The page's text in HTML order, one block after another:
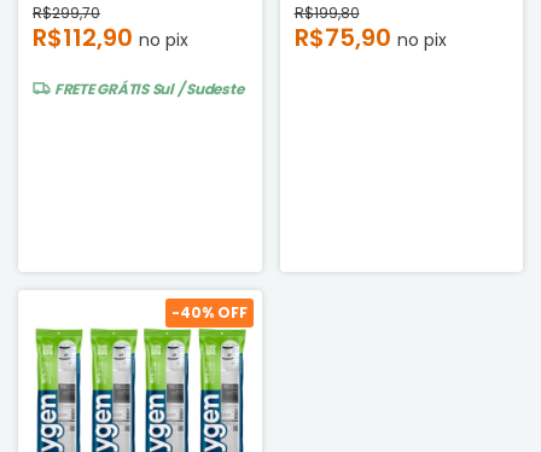
R$299,70
R$112,90 no pix
FRETE GRÁTISSul / Sudeste
R$199,80
R$75,90 no pix
-40% OFF